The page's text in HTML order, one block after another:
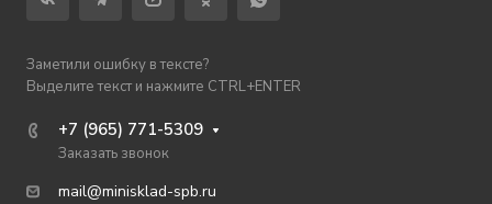
Заметили ошибку в тексте?
Выделите текст и нажмите CTRL+ENTER
+7 (965) 771-5309
Заказать звонок
mail@minisklad-spb.ru